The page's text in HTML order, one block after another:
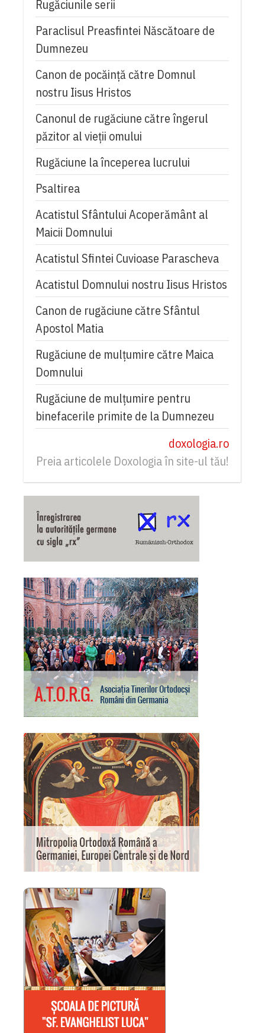
Rugăciunile serii
Paraclisul Preasfintei Născătoare de
Dumnezeu
Canon de pocăință către Domnul
nostru Iisus Hristos
Canonul de rugăciune către îngerul
păzitor al vieții omului
Rugăciune la începerea lucrului
Psaltirea
Acatistul Sfântului Acoperământ al
Maicii Domnului
Acatistul Sfintei Cuvioase Parascheva
Acatistul Domnului nostru Iisus Hristos
Canon de rugăciune către Sfântul
Apostol Matia
Rugăciune de mulţumire către Maica
Domnului
Rugăciune de mulțumire pentru
binefacerile primite de la Dumnezeu
doxologia.ro
Preia articolele Doxologia în site-ul tău!